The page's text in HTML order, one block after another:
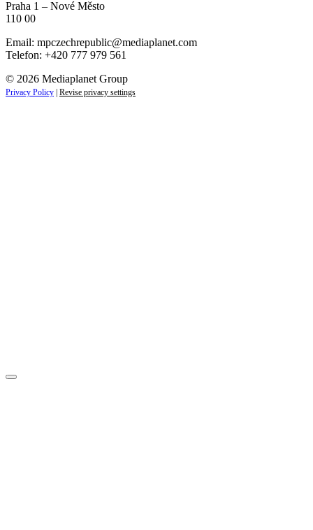
Praha 1 – Nové Město
110 00
Email: mpczechrepublic@mediaplanet.com
Telefon: +420 777 979 561
© 2026 Mediaplanet Group
Privacy Policy Revise privacy settings